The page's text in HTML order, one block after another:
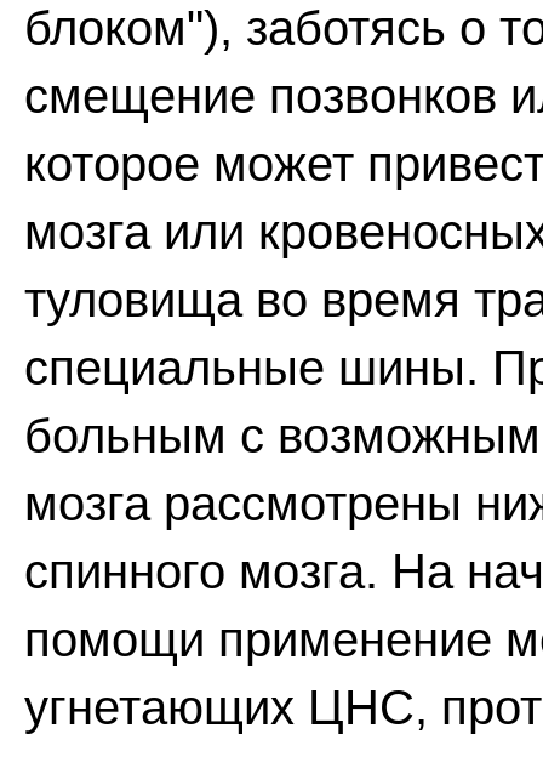
блоком"), заботясь о
смещение позвонков
которое может
мозга или
туловища во время
специальные шины.
больным с
мозга рассмотрены
спинного мозга. На
помощи применение
угнетающих ЦНС,